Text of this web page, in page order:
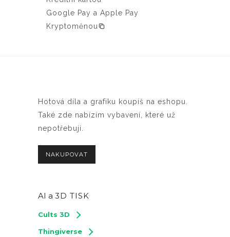
Google Pay a Apple Pay
Kryptoměnou
Hotová díla a grafiku koupíš na eshopu.
Také zde nabízím vybavení, které už
nepotřebuji.
NAKUPOVAT
AI a 3D TISK
Cults 3D
Thingiverse